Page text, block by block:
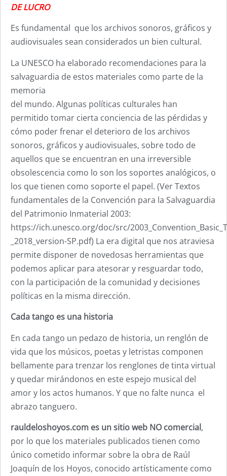
DE LUCRO
Es fundamental que los archivos sonoros, gráficos y
audiovisuales sean considerados un bien cultural.
La UNESCO ha elaborado recomendaciones para la
salvaguardia de estos materiales como parte de la
memoria
del mundo. Algunas políticas culturales han
permitido tomar cierta conciencia de las pérdidas y
cómo poder frenar el deterioro de los archivos
sonoros, gráficos y audiovisuales, sobre todo de
aquellos que se encuentran en una irreversible
obsolescencia como lo son los soportes analógicos, o
los que tienen como soporte el papel. (Ver Textos
fundamentales de la Convención para la Salvaguardia
del Patrimonio Inmaterial 2003:
https://ich.unesco.org/doc/src/
_2018_version-SP.pdf) La era digital que nos atraviesa
permite disponer de novedosas herramientas que
podemos aplicar para atesorar y resguardar todo,
con la participación de la comunidad y decisiones
políticas en la misma dirección.
Cada tango es una historia
En cada tango un pedazo de historia, un renglón de
vida que los músicos, poetas y letristas componen
bellamente para trenzar los renglones de tinta virtual
y quedar mirándonos en este espejo musical del
amor y los actos humanos. Y que no falte nunca el
abrazo tanguero.
rauldeloshoyos.com es un sitio web NO comercial,
por lo que los materiales publicados tienen como
único cometido informar sobre la obra de Raúl
Joaquín de los Hoyos, conocido artísticamente como